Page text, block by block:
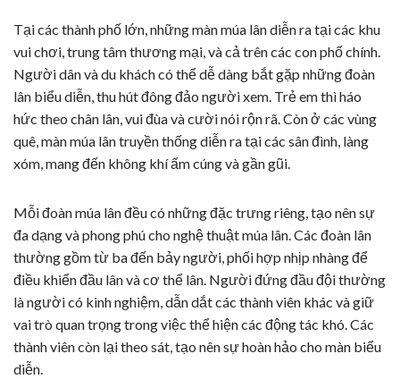
Tại các thành phố lớn, những màn múa lân diễn ra tại các khu
vui chơi, trung tâm thương mại, và cả trên các con phố chính.
Người dân và du khách có thể dễ dàng bắt gặp những đoàn
lân biểu diễn, thu hút đông đảo người xem. Trẻ em thì háo
hức theo chân lân, vui đùa và cười nói rộn rã. Còn ở các vùng
quê, màn múa lân truyền thống diễn ra tại các sân đình, làng
xóm, mang đến không khí ấm cúng và gần gũi.
Mỗi đoàn múa lân đều có những đặc trưng riêng, tạo nên sự
đa dạng và phong phú cho nghệ thuật múa lân. Các đoàn lân
thường gồm từ ba đến bảy người, phối hợp nhịp nhàng để
điều khiển đầu lân và cơ thể lân. Người đứng đầu đội thường
là người có kinh nghiệm, dẫn dắt các thành viên khác và giữ
vai trò quan trọng trong việc thể hiện các động tác khó. Các
thành viên còn lại theo sát, tạo nên sự hoàn hảo cho màn biểu
diễn.